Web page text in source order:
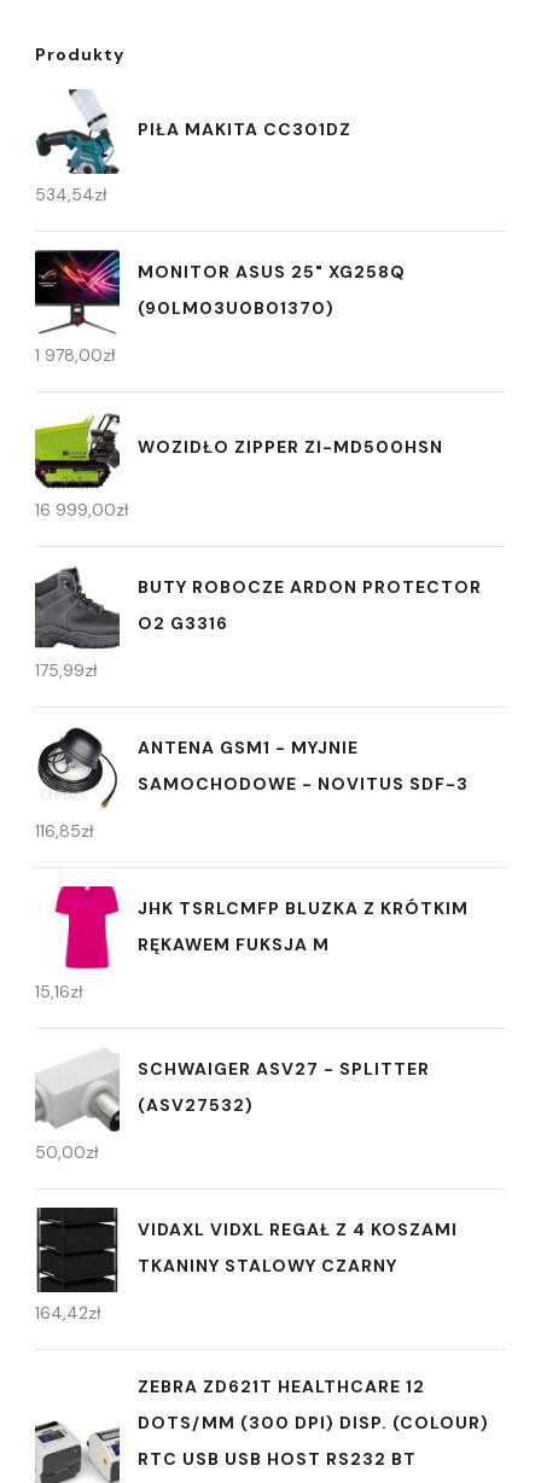
Produkty
PIŁA MAKITA CC301DZ
534,54zł
MONITOR ASUS 25" XG258Q
(90LM03U0B01370)
1 978,00zł
WOZIDŁO ZIPPER ZI-MD500HSN
16 999,00zł
BUTY ROBOCZE ARDON PROTECTOR
O2 G3316
175,99zł
ANTENA GSM1 - MYJNIE
SAMOCHODOWE - NOVITUS SDF-3
116,85zł
JHK TSRLCMFP BLUZKA Z KRÓTKIM
RĘKAWEM FUKSJA M
15,16zł
SCHWAIGER ASV27 - SPLITTER
(ASV27532)
50,00zł
VIDAXL VIDXL REGAŁ Z 4 KOSZAMI
TKANINY STALOWY CZARNY
164,42zł
ZEBRA ZD621T HEALTHCARE 12
DOTS/MM (300 DPI) DISP. (COLOUR)
RTC USB USB HOST RS232 BT